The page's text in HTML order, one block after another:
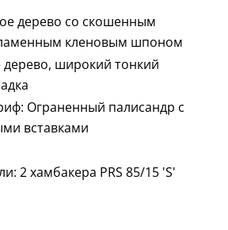
дерево со скошенным
кленовым шпоном
дерево, широкий тонкий
Ограненный палисандр с
вставками
2 хамбакера PRS 85/15 'S'